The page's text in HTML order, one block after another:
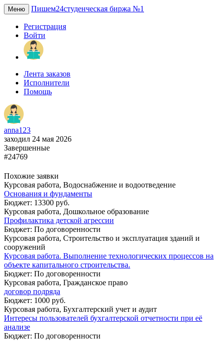
Меню Пишем24студенческая биржа №1
Регистрация
Войти
Лента заказов
Исполнители
Помощь
anna123
заходил 24 мая 2026
Завершенные
#24769
Похожие заявки
Курсовая работа, Водоснабжение и водоотведение
Основания и фундаменты
Бюджет: 13300 руб.
Курсовая работа, Дошкольное образование
Профилактика детской агрессии
Бюджет: По договоренности
Курсовая работа, Строительство и эксплуатация зданий и
сооружений
Курсовая работа. Выполнение технологических процессов на
объекте капитального строительства.
Бюджет: По договоренности
Курсовая работа, Гражданское право
договор подряда
Бюджет: 1000 руб.
Курсовая работа, Бухгалтерский учет и аудит
Интересы пользователей бухгалтерской отчетности при её
анализе
Бюджет: По договоренности